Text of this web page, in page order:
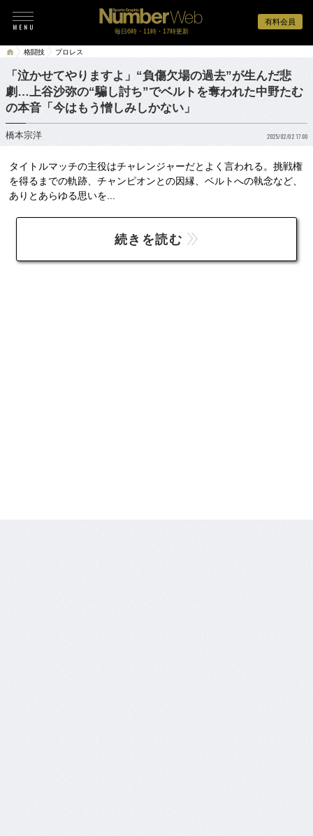
有料会員
毎日6時・11時・17時更新
格闘技 プロレス
「泣かせてやりますよ」“負傷欠場の過去”が生んだ悲
劇…上谷沙弥の“騙し討ち”でベルトを奪われた中野たむ
の本音「今はもう憎しみしかない」
橋本宗洋 2025/02/02 17:00
タイトルマッチの主役はチャレンジャーだとよく言われる。挑戦権
を得るまでの軌跡、チャンピオンとの因縁、ベルトへの執念など、
ありとあらゆる思いを...
続きを読む